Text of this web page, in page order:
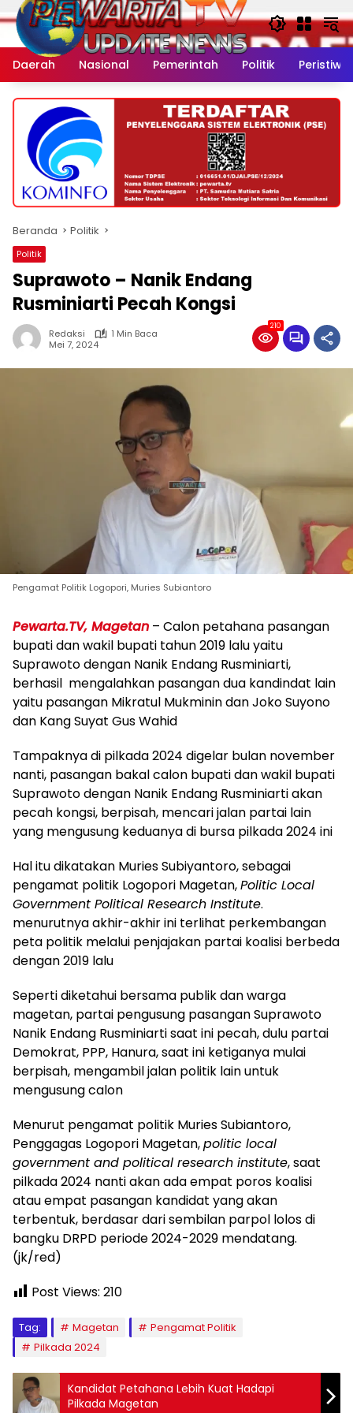
Langsung
ke
konten
Daerah
Nasional Pemerintah Politik Peristiwa
Beranda Politik
Politik
Suprawoto – Nanik Endang
Rusminiarti Pecah Kongsi
Redaksi
1 Min Baca
Mei 7, 2024
210
Pengamat Politik Logopori, Muries Subiantoro
Pewarta.TV, Magetan – Calon petahana pasangan
bupati dan wakil bupati tahun 2019 lalu yaitu
Suprawoto dengan Nanik Endang Rusminiarti,
berhasil mengalahkan pasangan dua kandindat lain
yaitu pasangan Mikratul Mukminin dan Joko Suyono
dan Kang Suyat Gus Wahid
Tampaknya di pilkada 2024 digelar bulan november
nanti, pasangan bakal calon bupati dan wakil bupati
Suprawoto dengan Nanik Endang Rusminiarti akan
pecah kongsi, berpisah, mencari jalan partai lain
yang mengusung keduanya di bursa pilkada 2024 ini
Hal itu dikatakan Muries Subiyantoro, sebagai
pengamat politik Logopori Magetan,Politic Local
Government Political Research Institute.
menurutnya akhir-akhir ini terlihat perkembangan
peta politik melalui penjajakan partai koalisi berbeda
dengan 2019 lalu
Seperti diketahui bersama publik dan warga
magetan, partai pengusung pasangan Suprawoto
Nanik Endang Rusminiarti saat ini pecah, dulu partai
Demokrat, PPP, Hanura, saat ini ketiganya mulai
berpisah, mengambil jalan politik lain untuk
mengusung calon
Menurut pengamat politik Muries Subiantoro,
Penggagas Logopori Magetan,politic local
government and political research institute, saat
pilkada 2024 nanti akan ada empat poros koalisi
atau empat pasangan kandidat yang akan
terbentuk, berdasar dari sembilan parpol lolos di
bangku DRPD periode 2024-2029 mendatang.
(jk/red)
Post Views: 210
Tag: Magetan
Pengamat Politik
Pilkada 2024
Kandidat Petahana Lebih Kuat Hadapi
Pilkada Magetan